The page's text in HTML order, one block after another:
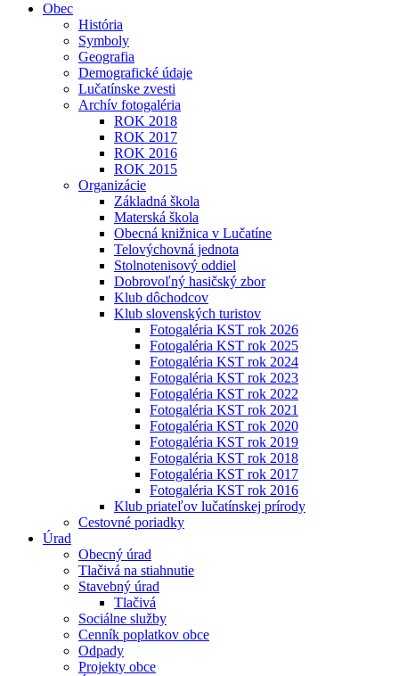
Obec
História
Symboly
Geografia
Demografické údaje
Lučatínske zvesti
Archív fotogaléria
ROK 2018
ROK 2017
ROK 2016
ROK 2015
Organizácie
Základná škola
Materská škola
Obecná knižnica v Lučatíne
Telovýchovná jednota
Stolnotenisový oddiel
Dobrovoľný hasičský zbor
Klub dôchodcov
Klub slovenských turistov
Fotogaléria KST rok 2026
Fotogaléria KST rok 2025
Fotogaléria KST rok 2024
Fotogaléria KST rok 2023
Fotogaléria KST rok 2022
Fotogaléria KST rok 2021
Fotogaléria KST rok 2020
Fotogaléria KST rok 2019
Fotogaléria KST rok 2018
Fotogaléria KST rok 2017
Fotogaléria KST rok 2016
Klub priateľov lučatínskej prírody
Cestovné poriadky
Úrad
Obecný úrad
Tlačivá na stiahnutie
Stavebný úrad
Tlačivá
Sociálne služby
Cenník poplatkov obce
Odpady
Projekty obce